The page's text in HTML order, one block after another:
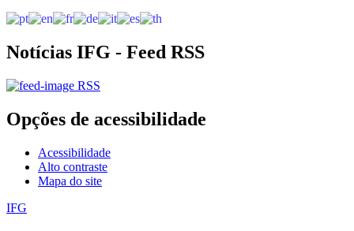
Notícias IFG - Feed RSS
RSS
Opções de acessibilidade
Acessibilidade
Alto contraste
Mapa do site
IFG